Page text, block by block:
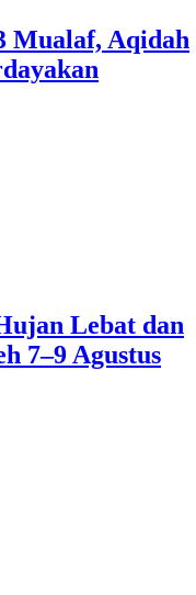
Mualaf, Aqidah
Lebat dan
7–9 Agustus